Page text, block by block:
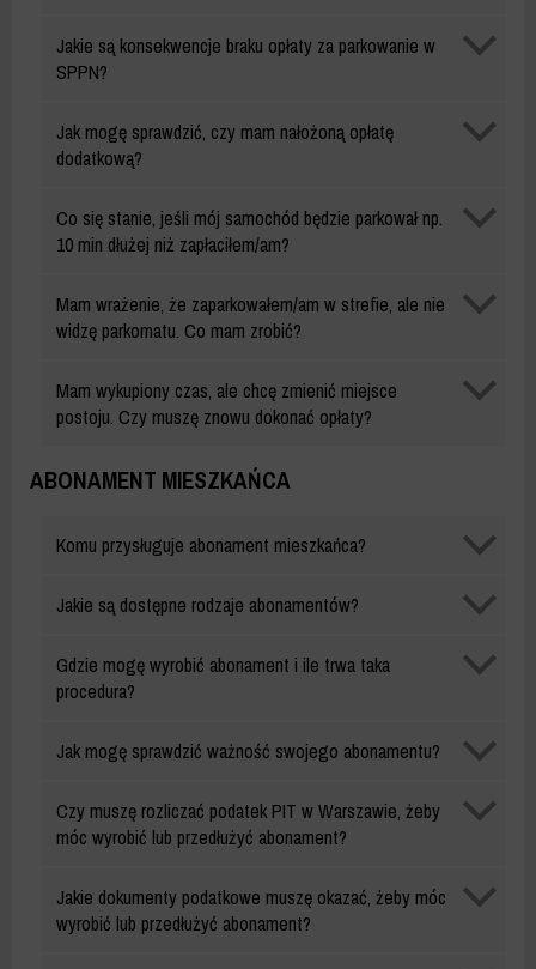
za
parkowanie
Jakie są konsekwencje braku opłaty za parkowanie w
SPPN?
za
parkowanie
Jak mogę sprawdzić, czy mam nałożoną opłatę
dodatkową?
za
parkowanie
Co się stanie, jeśli mój samochód będzie parkował np.
10 min dłużej niż zapłaciłem/am?
za
parkowanie
Mam wrażenie, że zaparkowałem/am w strefie, ale nie
widzę parkomatu. Co mam zrobić?
za
parkowanie
Mam wykupiony czas, ale chcę zmienić miejsce
postoju. Czy muszę znowu dokonać opłaty?
ABONAMENT MIESZKAŃCA
mieszkańca
Komu przysługuje abonament mieszkańca?
mieszkańca
Jakie są dostępne rodzaje abonamentów?
mieszkańca
Gdzie mogę wyrobić abonament i ile trwa taka
procedura?
mieszkańca
Jak mogę sprawdzić ważność swojego abonamentu?
mieszkańca
Czy muszę rozliczać podatek PIT w Warszawie, żeby
móc wyrobić lub przedłużyć abonament?
mieszkańca
Jakie dokumenty podatkowe muszę okazać, żeby móc
wyrobić lub przedłużyć abonament?